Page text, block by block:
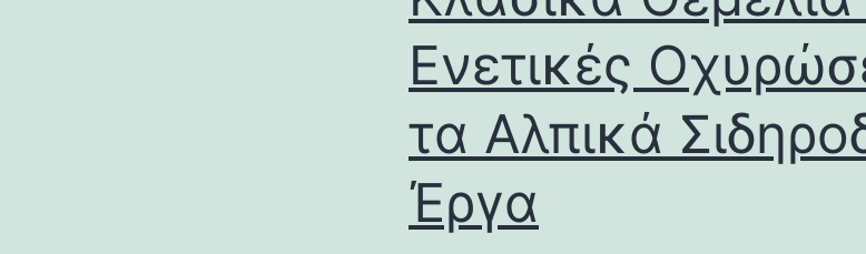
Ενετικές
τα Αλπικά
Έργα